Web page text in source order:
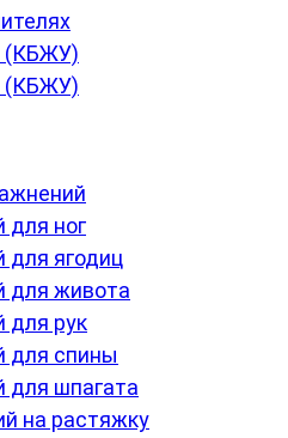
(КБЖУ)
(КБЖУ)
для ног
для ягодиц
для живота
для рук
для спины
для шпагата
на растяжку